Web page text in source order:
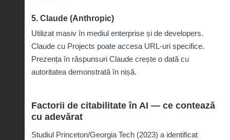
5. Claude (Anthropic)
Utilizat masiv în mediul enterprise și de developers.
Claude cu Projects poate accesa URL-uri specifice.
Prezența în răspunsuri Claude crește o dată cu
autoritatea demonstrată în nișă.
Factorii de citabilitate în AI — ce contează
cu adevărat
Studiul Princeton/Georgia Tech (2023) a identificat